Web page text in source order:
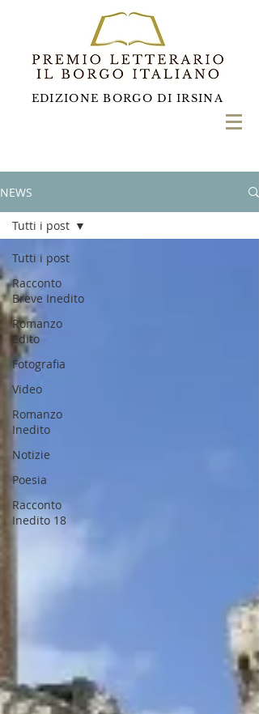
EDIZIONE BORGO DI IRSINA
NEWS
Tutti i post
Racconto
Breve Inedito
Romanzo
Edito
Fotografia
Video
Romanzo
Inedito
Notizie
Poesia
Racconto
Inedito 18
Tutti i post